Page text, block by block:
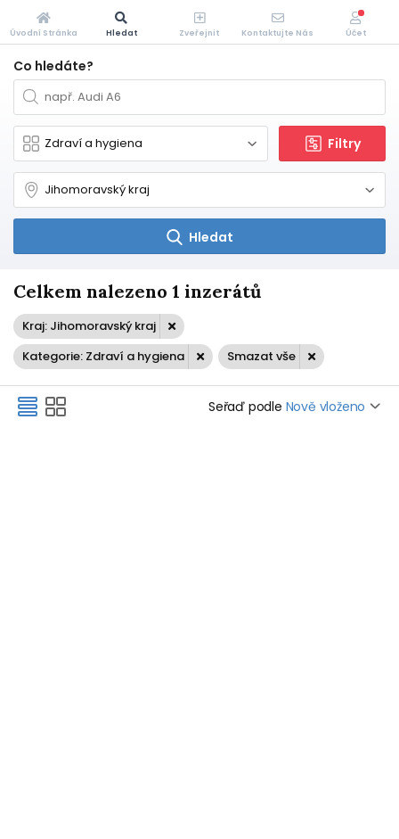
Co hledáte?
Filtry
Hledat
Celkem nalezeno 1 inzerátů
Kraj: Jihomoravský kraj
Kategorie: Zdraví a hygiena
Smazat vše
Seřaď podle Nově vloženo
Úvodní Stránka Hledat Zveřejnit Kontaktujte Nás Účet